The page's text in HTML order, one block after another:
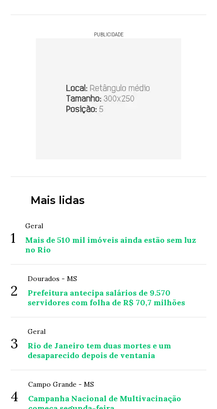
PUBLICIDADE
Mais lidas
1
Geral
Mais de 510 mil imóveis ainda estão sem luz
no Rio
2
Dourados - MS
Prefeitura antecipa salários de 9.570
servidores com folha de R$ 70,7 milhões
3
Geral
Rio de Janeiro tem duas mortes e um
desaparecido depois de ventania
4
Campo Grande - MS
Campanha Nacional de Multivacinação